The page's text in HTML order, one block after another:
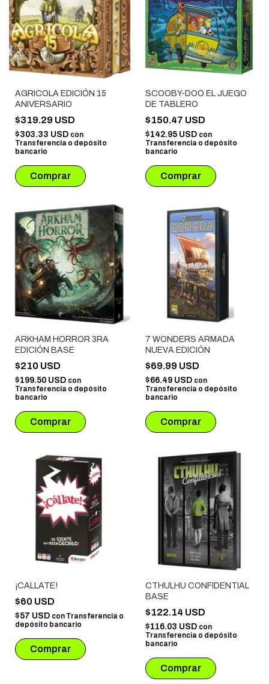
AGRICOLA EDICIÓN 15
ANIVERSARIO
$319.29 USD
$303.33 USD con
Transferencia o depósito
bancario
SCOOBY-DOO EL JUEGO
DE TABLERO
$150.47 USD
$142.95 USD con
Transferencia o depósito
bancario
ARKHAM HORROR 3RA
EDICIÓN BASE
$210 USD
$199.50 USD con
Transferencia o depósito
bancario
7 WONDERS ARMADA
NUEVA EDICIÓN
$69.99 USD
$66.49 USD con
Transferencia o depósito
bancario
¡CALLATE!
$60 USD
$57 USD con Transferencia o
depósito bancario
CTHULHU CONFIDENTIAL
BASE
$122.14 USD
$116.03 USD con
Transferencia o depósito
bancario